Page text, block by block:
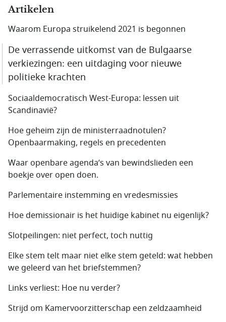
Artikelen
Waarom Europa struikelend 2021 is begonnen
De verrassende uitkomst van de Bulgaarse
verkiezingen: een uitdaging voor nieuwe
politieke krachten
Sociaaldemocratisch West-Europa: lessen uit
Scandinavië?
Hoe geheim zijn de ministerraadnotulen?
Openbaarmaking, regels en precedenten
Waar openbare agenda’s van bewindslieden een
boekje over open doen.
Parlementaire instemming en vredesmissies
Hoe demissionair is het huidige kabinet nu eigenlijk?
Slotpeilingen: niet perfect, toch nuttig
Elke stem telt maar niet elke stem geteld: wat hebben
we geleerd van het briefstemmen?
Links verliest: Hoe nu verder?
Strijd om Kamervoorzitterschap een zeldzaamheid